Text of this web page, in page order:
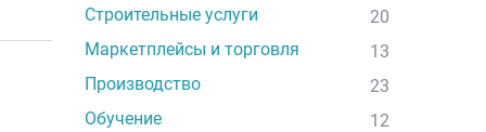
Строительные услуги
20
Маркетплейсы и торговля
13
Производство
23
Обучение
12